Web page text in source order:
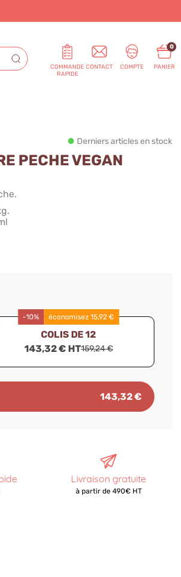
COMMANDE
RAPIDE
CONTACT COMPTE PANIER
0
Derniers articles en stock
PECHE VEGAN
-10% économisez 15,92 €
COLIS DE 12
143,32 € HT159,24 €
143,32 €
Livraison gratuite
à partir de 490€ HT